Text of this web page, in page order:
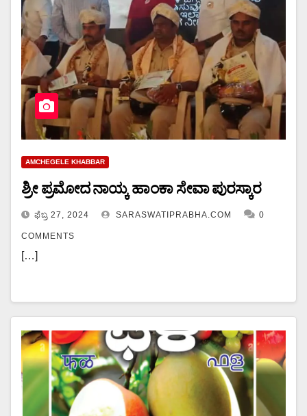
AMCHEGELE KHABBAR
ಶ್ರೀ ಪ್ರಮೋದ ನಾಯ್ಕ ಹಾಂಕಾ ಸೇವಾ ಪುರಸ್ಕಾರ
ಫೆಬ್ರ 27, 2024 SARASWATIPRABHA.COM 0
COMMENTS
[…]